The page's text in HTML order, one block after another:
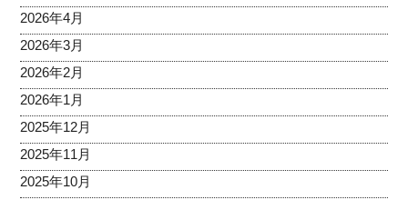
2026年4月
2026年3月
2026年2月
2026年1月
2025年12月
2025年11月
2025年10月